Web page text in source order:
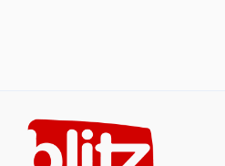
content